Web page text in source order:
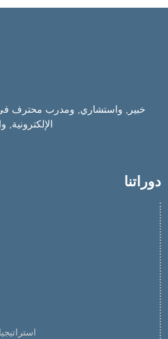
خبير, واستشاري, ومدرب محترف في
الإلكترونية,
دوراتنا